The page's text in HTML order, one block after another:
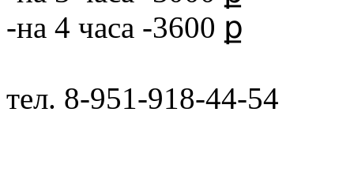
-на 4 часа -3600 ք
тел. 8-951-918-44-54